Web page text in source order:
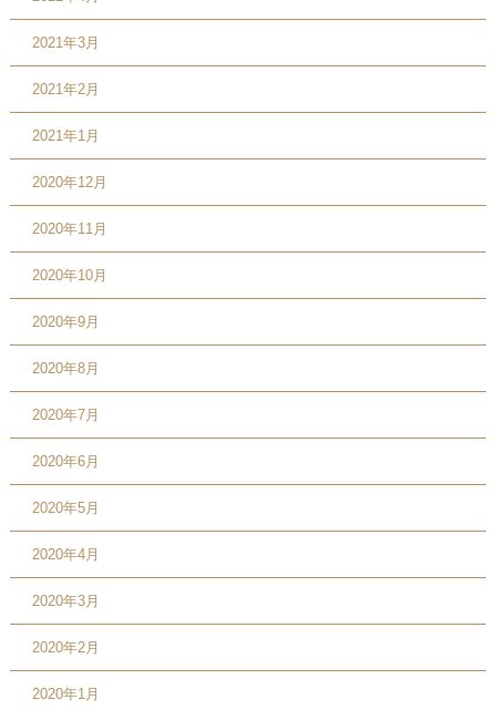
2021年3月
2021年2月
2021年1月
2020年12月
2020年11月
2020年10月
2020年9月
2020年8月
2020年7月
2020年6月
2020年5月
2020年4月
2020年3月
2020年2月
2020年1月